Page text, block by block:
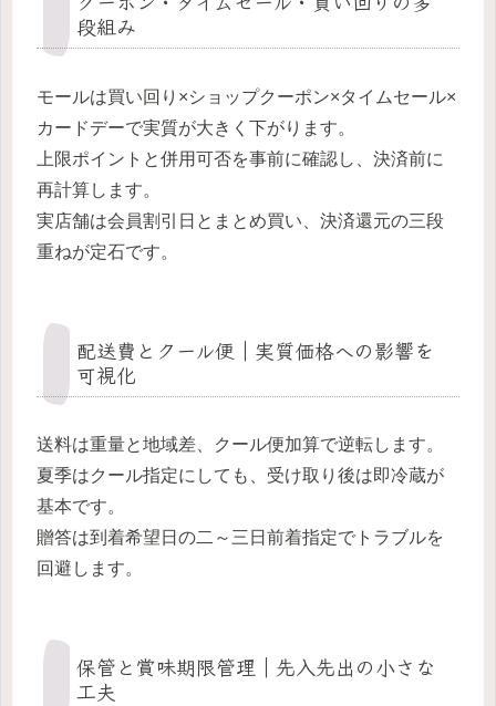
段組み
モールは買い回り×ショップクーポン×タイムセール×
カードデーで実質が大きく下がります。
上限ポイントと併用可否を事前に確認し、決済前に
再計算します。
実店舗は会員割引日とまとめ買い、決済還元の三段
重ねが定石です。
配送費とクール便｜実質価格への影響を
可視化
送料は重量と地域差、クール便加算で逆転します。
夏季はクール指定にしても、受け取り後は即冷蔵が
基本です。
贈答は到着希望日の二～三日前着指定でトラブルを
回避します。
保管と賞味期限管理｜先入先出の小さな
工夫